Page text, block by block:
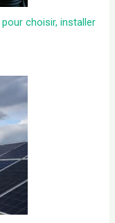
choisir, installer